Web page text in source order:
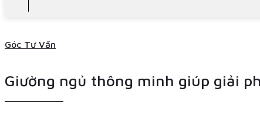
Góc Tư Vấn
Giường ngủ thông minh giúp giải